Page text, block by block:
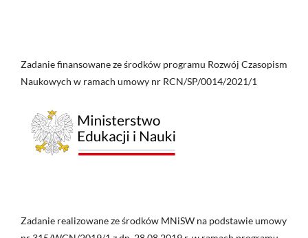
Zadanie finansowane ze środków programu Rozwój Czasopism
Naukowych w ramach umowy nr RCN/SP/0014/2021/1
Zadanie realizowane ze środków MNiSW na podstawie umowy